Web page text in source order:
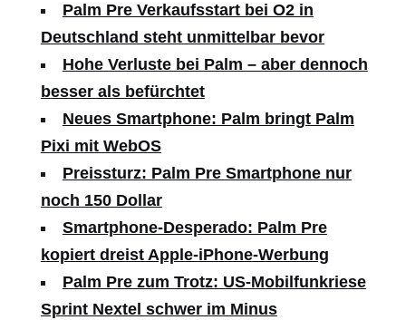
Palm Pre Verkaufsstart bei O2 in
Deutschland steht unmittelbar bevor
Hohe Verluste bei Palm – aber dennoch
besser als befürchtet
Neues Smartphone: Palm bringt Palm
Pixi mit WebOS
Preissturz: Palm Pre Smartphone nur
noch 150 Dollar
Smartphone-Desperado: Palm Pre
kopiert dreist Apple-iPhone-Werbung
Palm Pre zum Trotz: US-Mobilfunkriese
Sprint Nextel schwer im Minus